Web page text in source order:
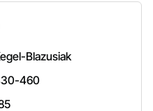
Blazusiak
460